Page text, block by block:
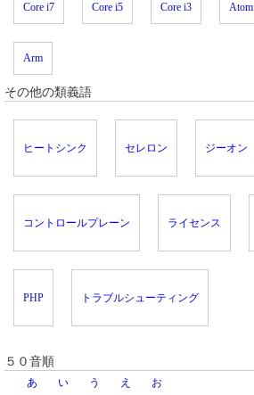
Core i7 Core i5 Core i3 Atom
Arm
その他の類義語
ヒートシンク セレロン ジーオン
コントロールプレーン ライセンス
PHP トラブルシューティング
５０音順
あ い う え
お